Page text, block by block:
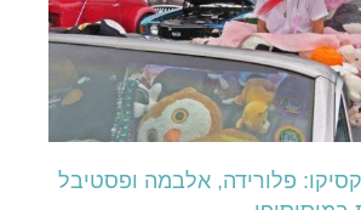
פלורידה, אלבמה ופסטיבל